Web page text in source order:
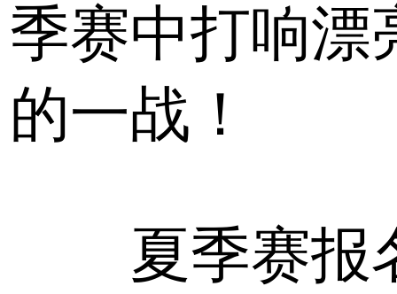
季赛中打响漂
的一战！
夏季赛报